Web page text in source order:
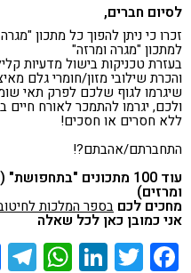
לסיום חברים,
זכרו כי ניתן להפוך כל מתכון
למתכון "מגרה ומרזה"
בעזרת טכניקות בישול מדעיות
והכרת שילובי מזון/חומרי גלם
שיגרמו לגוף שלכם לפרק תאי
ולכם, יגרמו להתמכר לאורח חיים
ללא חסרים או חסכים!
התחברתם/אהבתם?!
עוד 100 מתכונים
ומרזים)
מחכים לכם בספר המלכות
אני כמובן כאן לכל שאלה
Facebook
Twitter
LinkedIn